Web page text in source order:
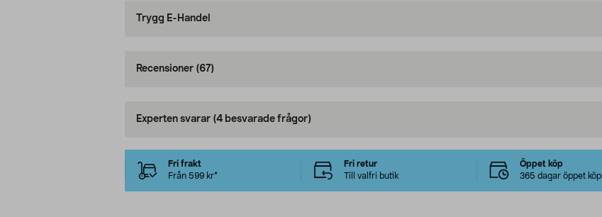
Trygg E-Handel
Recensioner (67)
Experten svarar (4 besvarade frågor)
Fri frakt
Från 599 kr*
Fri retur
Till valfri butik
Öppet köp
365 dagar öppet köp